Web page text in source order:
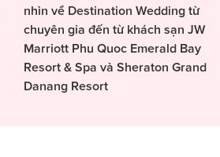
nhìn về Destination Wedding từ
chuyên gia đến từ khách sạn JW
Marriott Phu Quoc Emerald Bay
Resort & Spa và Sheraton Grand
Danang Resort